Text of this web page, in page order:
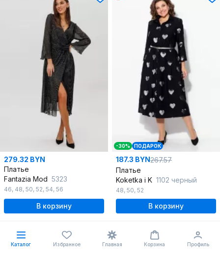
279.32 BYN
Платье
Fantazia Mod 5323
46, 48, 50, 52, 54, 56
В корзину
-30% ПОДАРОК
187.3 BYN267.57
Платье
Koketka i K 1102 черный
48, 50, 52
В корзину
Каталог Избранное Главная Корзина Профиль